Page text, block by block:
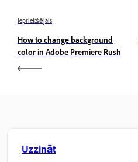
Iepriekšējais
How to change background
color in Adobe Premiere Rush
Uzzināt